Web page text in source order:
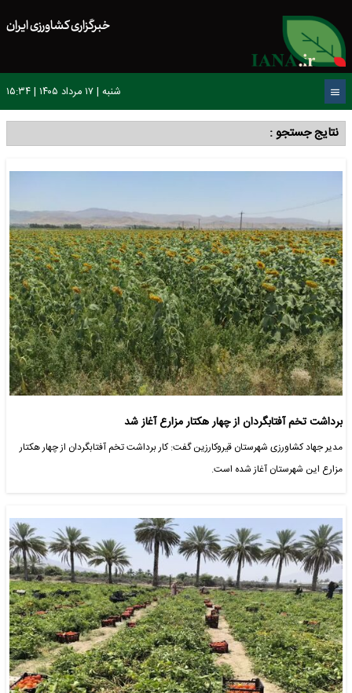
خبرگزاری کشاورزی ایران
شنبه | ۱۷ مرداد ۱۴۰۵ | ۱۵:۳۴
نتایج جستجو :
برداشت تخم آفتابگردان از چهار هکتار مزارع آغاز شد
مدیر جهاد کشاورزی شهرستان قیروکارزین گفت: کار برداشت تخم آفتابگردان از چهار هکتار
مزارع این شهرستان آغاز شده است.